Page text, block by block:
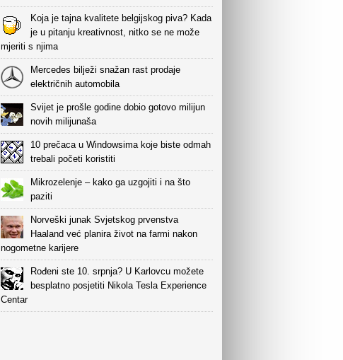
Koja je tajna kvalitete belgijskog piva? Kada
je u pitanju kreativnost, nitko se ne može
mjeriti s njima
Mercedes bilježi snažan rast prodaje
električnih automobila
Svijet je prošle godine dobio gotovo milijun
novih milijunaša
10 prečaca u Windowsima koje biste odmah
trebali početi koristiti
Mikrozelenje – kako ga uzgojiti i na što
paziti
Norveški junak Svjetskog prvenstva
Haaland već planira život na farmi nakon
nogometne karijere
Rođeni ste 10. srpnja? U Karlovcu možete
besplatno posjetiti Nikola Tesla Experience
Centar